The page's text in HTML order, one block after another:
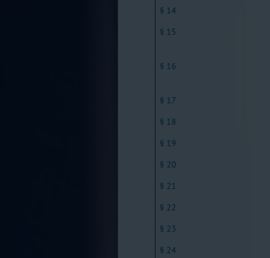
§ 14
§ 15
§ 16
§ 17
§ 18
§ 19
§ 20
§ 21
§ 22
§ 23
§ 24